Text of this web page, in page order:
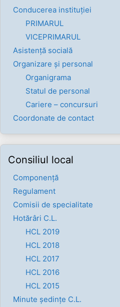
Conducerea instituției
PRIMARUL
VICEPRIMARUL
Asistență socială
Organizare și personal
Organigrama
Statul de personal
Cariere – concursuri
Coordonate de contact
Consiliul local
Componenţă
Regulament
Comisii de specialitate
Hotărâri C.L.
HCL 2019
HCL 2018
HCL 2017
HCL 2016
HCL 2015
Minute ședințe C.L.